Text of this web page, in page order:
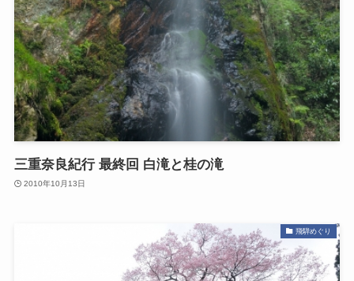
三重奈良紀行 最終回 白滝と桂の滝
2010年10月13日
飛騨めぐり